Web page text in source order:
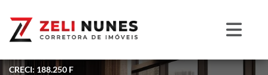
CRECI: 188.250 F